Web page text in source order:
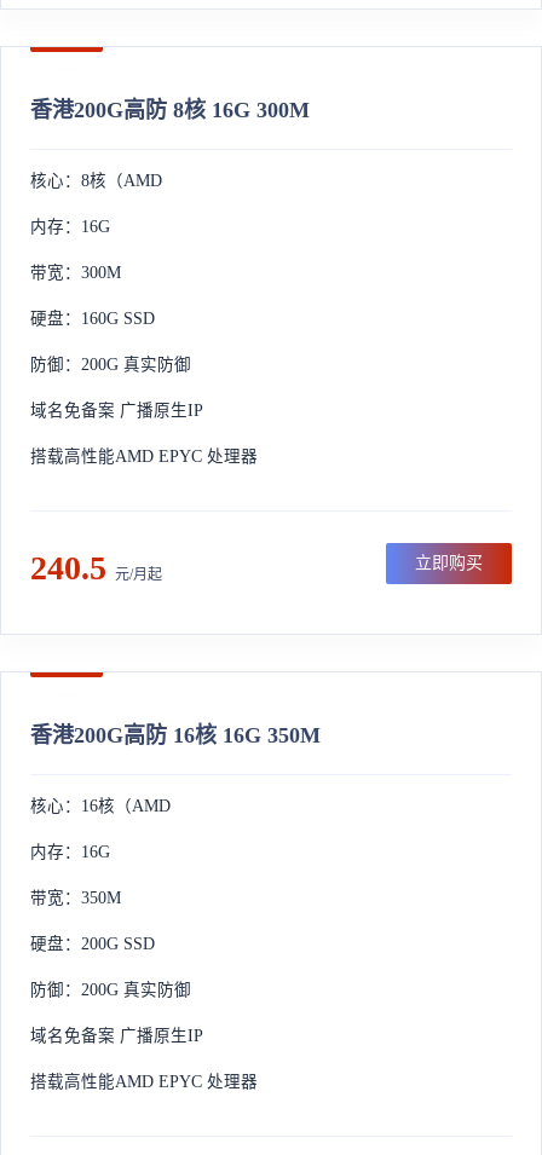
香港200G高防 8核 16G 300M
核心：8核（AMD
内存：16G
带宽：300M
硬盘：160G SSD
防御：200G 真实防御
域名免备案 广播原生IP
搭载高性能AMD EPYC 处理器
240.5 元/月起
立即购买
香港200G高防 16核 16G 350M
核心：16核（AMD
内存：16G
带宽：350M
硬盘：200G SSD
防御：200G 真实防御
域名免备案 广播原生IP
搭载高性能AMD EPYC 处理器